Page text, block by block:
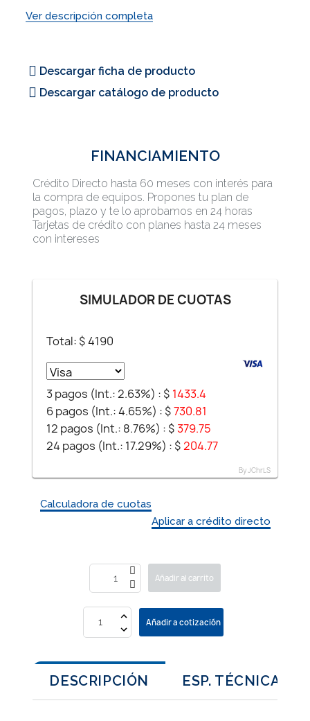
Ver descripción completa
Descargar ficha de producto
Descargar catálogo de producto
FINANCIAMIENTO
Crédito Directo hasta 60 meses con interés para
la compra de equipos. Propones tu plan de
pagos, plazo y te lo aprobamos en 24 horas
Tarjetas de crédito con planes hasta 24 meses
con intereses
SIMULADOR DE CUOTAS
Total: $4190
3 pagos (Int.: 2.63%) : $ 1433.4
6 pagos (Int.: 4.65%) : $ 730.81
12 pagos (Int.: 8.76%) : $ 379.75
24 pagos (Int.: 17.29%) : $ 204.77
By JChrLS
Calculadora de cuotas
Aplicar a crédito directo
Añadir al carrito
Añadir a cotización
DESCRIPCIÓN ESP. TÉCNICAS